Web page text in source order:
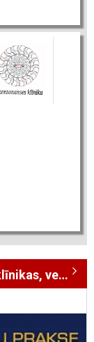
Uzņēmumi nozarē "Doktorāti, poliklīnikas, veselības centri"